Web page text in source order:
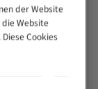
der Website
Website
Cookies